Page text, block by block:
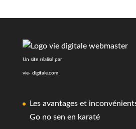
Un site réalisé par
vie- digitale.com
Les avantages et
Go no sen en karaté